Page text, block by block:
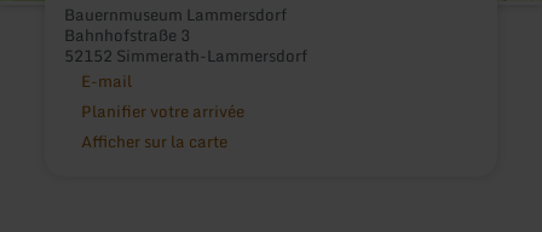
Bauernmuseum Lammersdorf
Bahnhofstraße 3
52152 Simmerath-Lammersdorf
E-mail
Planifier votre arrivée
Afficher sur la carte